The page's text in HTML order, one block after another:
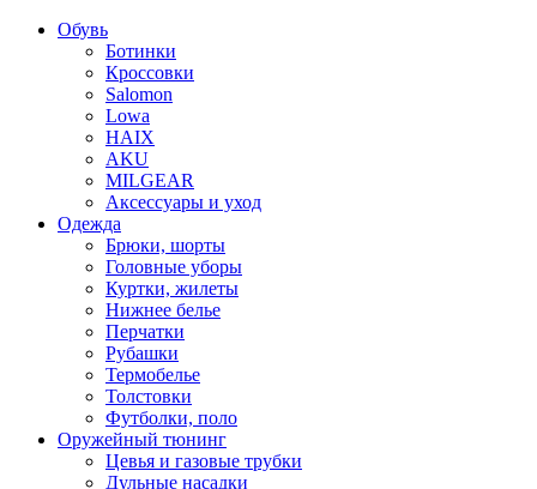
Обувь
Ботинки
Кроссовки
Salomon
Lowa
HAIX
AKU
MILGEAR
Аксессуары и уход
Одежда
Брюки, шорты
Головные уборы
Куртки, жилеты
Нижнее белье
Перчатки
Рубашки
Термобелье
Толстовки
Футболки, поло
Оружейный тюнинг
Цевья и газовые трубки
Дульные насадки